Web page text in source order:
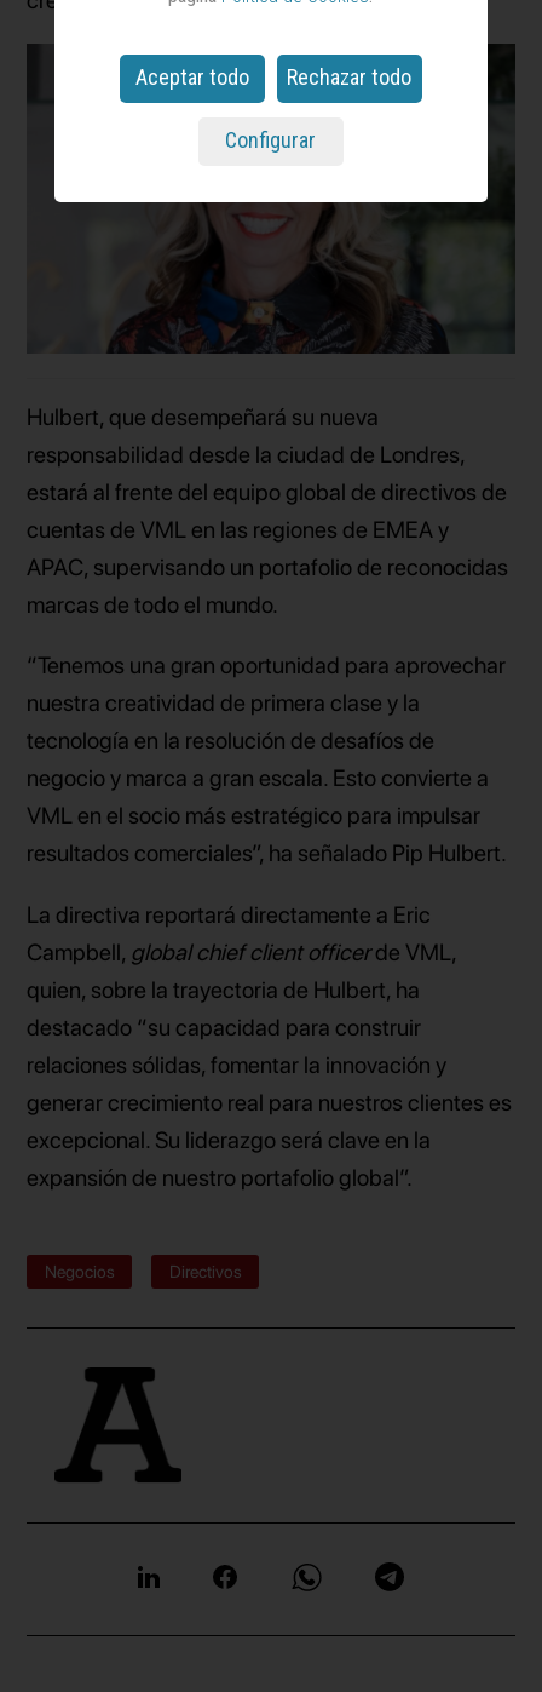
Hulbert, que desempeñará su nueva
responsabilidad desde la ciudad de Londres,
estará al frente del equipo global de directivos de
cuentas de VML en las regiones de EMEA y
APAC, supervisando un portafolio de reconocidas
marcas de todo el mundo.
“Tenemos una gran oportunidad para aprovechar
nuestra creatividad de primera clase y la
tecnología en la resolución de desafíos de
negocio y marca a gran escala. Esto convierte a
VML en el socio más estratégico para impulsar
resultados comerciales”, ha señalado Pip Hulbert.
La directiva reportará directamente a Eric
Campbell, global chief client officerde VML,
quien, sobre la trayectoria de Hulbert, ha
destacado “su capacidad para construir
relaciones sólidas, fomentar la innovación y
generar crecimiento real para nuestros clientes es
excepcional. Su liderazgo será clave en la
expansión de nuestro portafolio global”.
Negocios Directivos
Aceptar todo Rechazar todo
Configurar